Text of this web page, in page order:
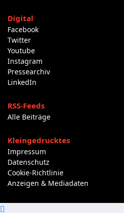
Digital
Facebook
Twitter
Youtube
Instagram
Pressearchiv
LinkedIn
RSS-Feeds
Alle Beiträge
Kleingedrucktes
Impressum
Datenschutz
Cookie-Richtlinie
Anzeigen & Mediadaten